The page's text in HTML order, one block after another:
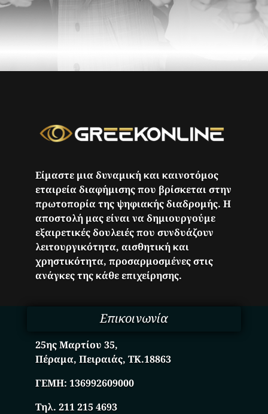
Είμαστε μια δυναμική και καινοτόμος
εταιρεία διαφήμισης που βρίσκεται στην
πρωτοπορία της ψηφιακής διαδρομής. Η
αποστολή μας είναι να δημιουργούμε
εξαιρετικές δουλειές που συνδυάζουν
λειτουργικότητα, αισθητική και
χρηστικότητα, προσαρμοσμένες στις
ανάγκες της κάθε επιχείρησης.
Επικοινωνία
25ης Μαρτίου 35,
Πέραμα, Πειραιάς, ΤΚ.18863
ΓΕΜΗ:136992609000
Τηλ. 211 215 4693